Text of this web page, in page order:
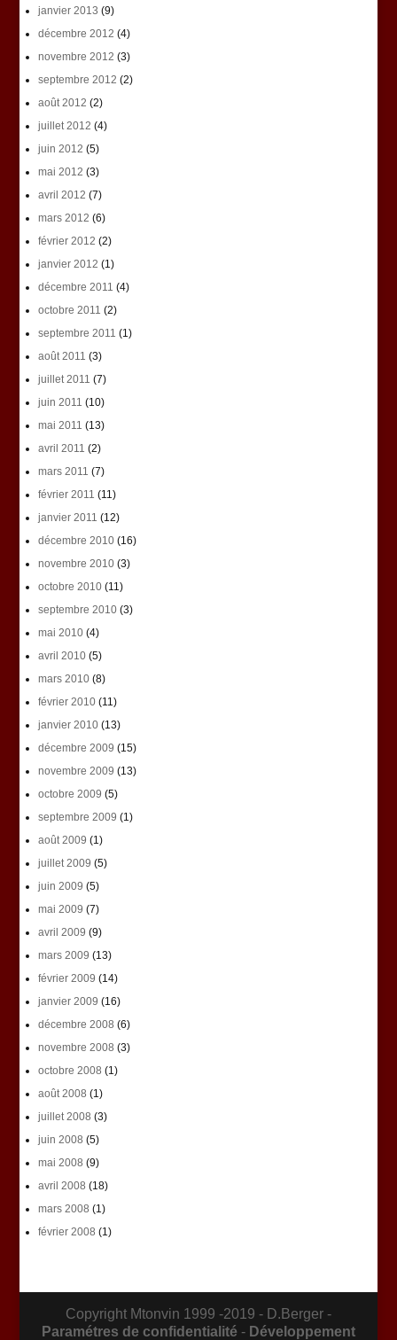
janvier 2013 (9)
décembre 2012 (4)
novembre 2012 (3)
septembre 2012 (2)
août 2012 (2)
juillet 2012 (4)
juin 2012 (5)
mai 2012 (3)
avril 2012 (7)
mars 2012 (6)
février 2012 (2)
janvier 2012 (1)
décembre 2011 (4)
octobre 2011 (2)
septembre 2011 (1)
août 2011 (3)
juillet 2011 (7)
juin 2011 (10)
mai 2011 (13)
avril 2011 (2)
mars 2011 (7)
février 2011 (11)
janvier 2011 (12)
décembre 2010(16)
novembre 2010(3)
octobre 2010(11)
septembre 2010(3)
mai 2010(4)
avril 2010(5)
mars 2010(8)
février 2010(11)
janvier 2010(13)
décembre 2009 (15)
novembre 2009 (13)
octobre 2009 (5)
septembre 2009 (1)
août 2009 (1)
juillet 2009 (5)
juin 2009 (5)
mai 2009 (7)
avril 2009 (9)
mars 2009 (13)
février 2009 (14)
janvier 2009 (16)
décembre 2008 (6)
novembre 2008 (3)
octobre 2008 (1)
août 2008 (1)
juillet 2008 (3)
juin 2008 (5)
mai 2008 (9)
avril 2008 (18)
mars 2008 (1)
février 2008 (1)
Copyright Mtonvin 1999 -2019 - D.Berger -
Paramétres de confidentialité - Développement